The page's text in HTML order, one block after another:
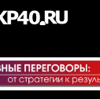
+28...+29